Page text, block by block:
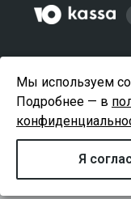
Мы используем
Подробнее — в
Я